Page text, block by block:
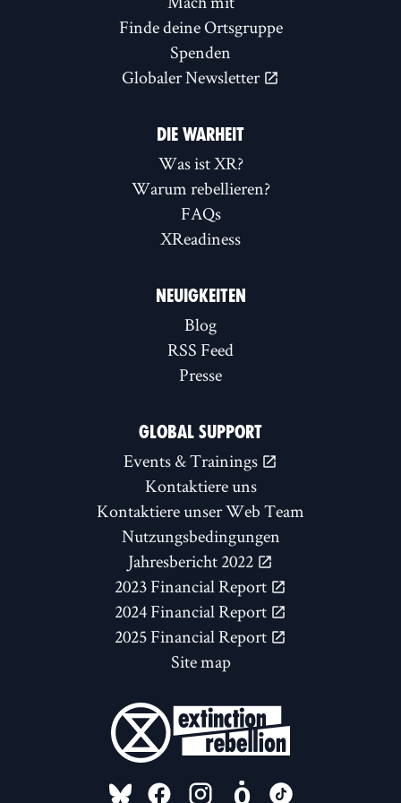
Finde deine Ortsgruppe
Spenden
Globaler Newsletter
DIE WARHEIT
Was ist XR?
Warum rebellieren?
FAQs
XReadiness
NEUIGKEITEN
Blog
RSS Feed
Presse
GLOBAL SUPPORT
Events & Trainings
Kontaktiere uns
Kontaktiere unser Web Team
Nutzungsbedingungen
Jahresbericht 2022
2023 Financial Report
2024 Financial Report
2025 Financial Report
Site map
FOLLOW US ON